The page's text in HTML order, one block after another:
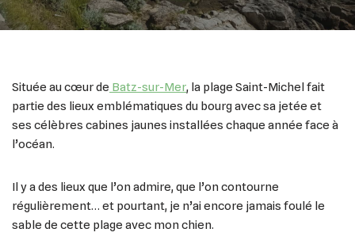
Située au cœur de Batz-sur-Mer, la plage Saint-Michel fait
partie des lieux emblématiques du bourg avec sa jetée et
ses célèbres cabines jaunes installées chaque année face à
l’océan.
Il y a des lieux que l’on admire, que l’on contourne
régulièrement… et pourtant, je n’ai encore jamais foulé le
sable de cette plage avec mon chien.